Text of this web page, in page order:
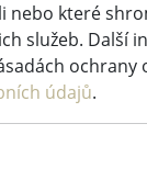
ložní
/
nebo které
služeb. Další
ochrany
údajů.